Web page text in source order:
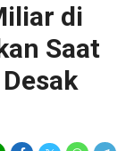
di
Saat